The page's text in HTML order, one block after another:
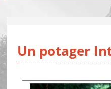
Un potager